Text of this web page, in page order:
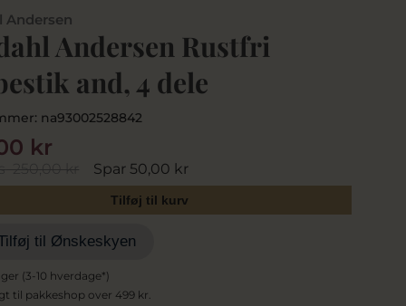
Andersen
Andersen Rustfri
and, 4 dele
na93002528842
250,00 kr Spar 50,00 kr
kr
Tilføj til kurv
til Ønskeskyen
(3-10 hverdage*)
til pakkeshop over 499 kr.